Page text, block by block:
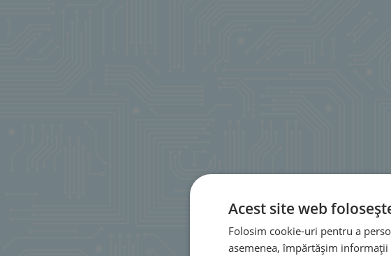
Acest site web
Folosim cookie-uri pentru a
asemenea, împărtășim